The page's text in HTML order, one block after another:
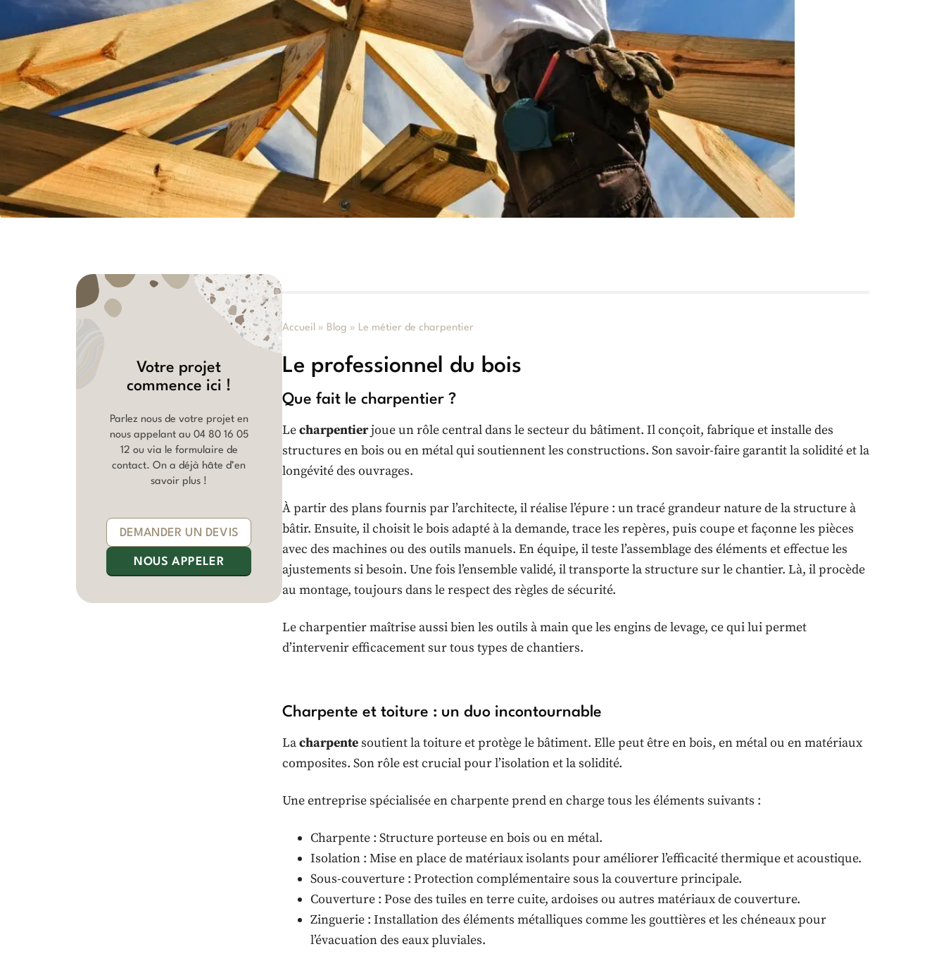
Votre projet
commence ici !
Parlez nous de votre projet en
nous appelant au 04 80 16 05
12 ou via le formulaire de
contact. On a déjà hâte d’en
savoir plus !
DEMANDER UN DEVIS
NOUS APPELER
Accueil » Blog » Le métier de charpentier
Le professionnel du bois
Que fait le charpentier ?
Lecharpentierjoue un rôle central dans le secteur du bâtiment. Il conçoit, fabrique et installe des
structures en bois ou en métal qui soutiennent les constructions. Son savoir-faire garantit la solidité et la
longévité des ouvrages.
À partir des plans fournis par l’architecte, il réalise l’épure : un tracé grandeur nature de la structure à
bâtir. Ensuite, il choisit le bois adapté à la demande, trace les repères, puis coupe et façonne les pièces
avec des machines ou des outils manuels. En équipe, il teste l’assemblage des éléments et effectue les
ajustements si besoin. Une fois l’ensemble validé, il transporte la structure sur le chantier. Là, il procède
au montage, toujours dans le respect des règles de sécurité.
Le charpentier maîtrise aussi bien les outils à main que les engins de levage, ce qui lui permet
d’intervenir efficacement sur tous types de chantiers.
Charpente et toiture : un duo incontournable
Lacharpentesoutient la toiture et protège le bâtiment. Elle peut être en bois, en métal ou en matériaux
composites. Son rôle est crucial pour l’isolation et la solidité.
Une entreprise spécialisée en charpente prend en charge tous les éléments suivants :
Charpente : Structure porteuse en bois ou en métal.
Isolation : Mise en place de matériaux isolants pour améliorer l’efficacité thermique et acoustique.
Sous-couverture : Protection complémentaire sous la couverture principale.
Couverture : Pose des tuiles en terre cuite, ardoises ou autres matériaux de couverture.
Zinguerie : Installation des éléments métalliques comme les gouttières et les chéneaux pour
l’évacuation des eaux pluviales.